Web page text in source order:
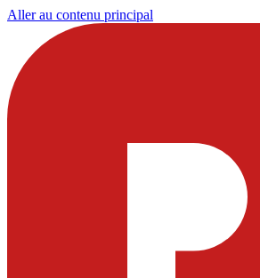
Aller au contenu principal